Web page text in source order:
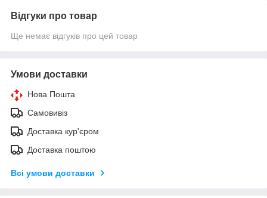
Відгуки про товар
Ще немає відгуків про цей товар
Умови доставки
Нова Пошта
Самовивіз
Доставка кур'єром
Доставка поштою
Всі умови доставки